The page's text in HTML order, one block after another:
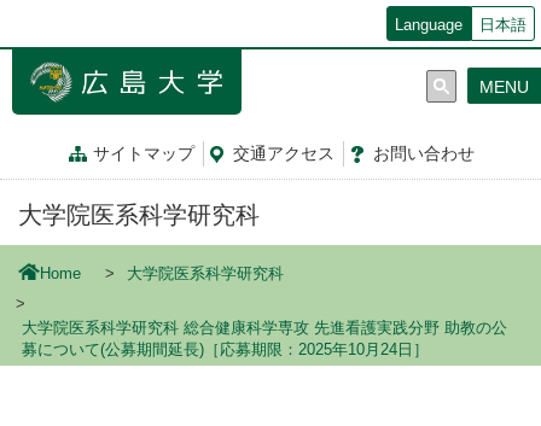
ン
Language 日本語
サイトマップ 交通アクセス お問い合わせ
MENU
大学院医系科学研究科
Home 大学院医系科学研究科
大学院医系科学研究科 総合健康科学専攻 先進看護実践分野 助教の公
募について(公募期間延長)［応募期限：2025年10月24日］